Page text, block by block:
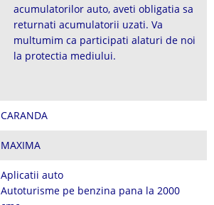
acumulatorilor auto, aveti obligatia sa
returnati acumulatorii uzati. Va
multumim ca participati alaturi de noi
la protectia mediului.
CARANDA
MAXIMA
Aplicatii auto
Autoturisme pe benzina pana la 2000